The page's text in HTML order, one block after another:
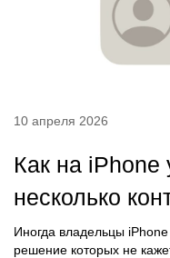
10 апреля 2026
Как на iPhone
несколько
Иногда владельцы
решение которых не